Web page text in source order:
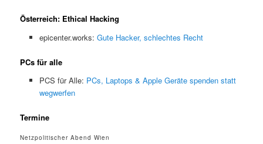
Österreich: Ethical Hacking
epicenter.works: Gute Hacker, schlechtes Recht
PCs für alle
PCS für Alle: PCs, Laptops & Apple Geräte spenden statt
wegwerfen
Termine
Netzpolitischer Abend Wien